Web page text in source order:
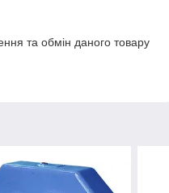
та обмін даного товару